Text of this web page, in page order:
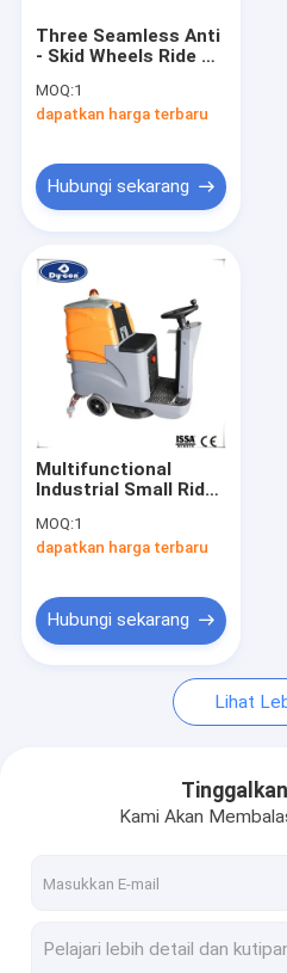
Produk
Tentang Kami
Tur Pabrik
Kontrol Kualitas
Mesin pencuci lantai
Pembersih Lantai Kompak
Mengendarai Pembersih
Aksesoris Pembersih Lantai
Three Seamless Anti
- Skid Wheels Ride On
Machines With
Double Brush
MOQ:1
dapatkan harga terbaru
Hubungi sekarang
Multifunctional
Industrial Small Ride
Cement Floor
Scrubber
MOQ:1
dapatkan harga terbaru
Hubungi sekarang
Lihat
Kami Akan